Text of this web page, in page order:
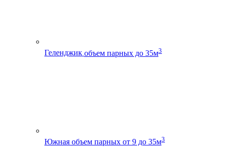
Геленджик объем парных до 35м3
Южная объем парных от 9 до 35м3